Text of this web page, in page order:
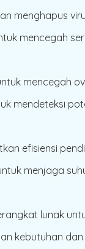
menghapus
mencegah
mencegah
mendeteksi
efisiensi
menjaga
lunak
kebutuhan